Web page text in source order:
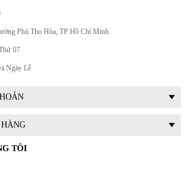
sử dụng Amaxtools ARX-2620
toàn bụi đất, bùn bám quanh lốp, thân xe
khi để xe lâu ngày.
và lối đi hiệu quả: Không chỉ rửa xe, máy
Phú Thọ Hòa, TP Hồ Chí Minh
07
Ngày Lễ
TÔI